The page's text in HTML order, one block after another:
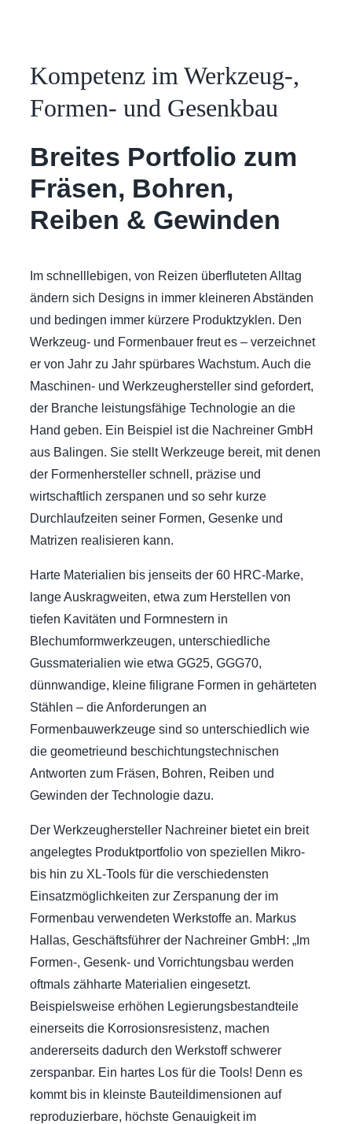
Kompetenz im Werkzeug-,
Formen- und Gesenkbau
Breites Portfolio zum
Fräsen, Bohren,
Reiben & Gewinden
Im schnelllebigen, von Reizen überfluteten Alltag
ändern sich Designs in immer kleineren Abständen
und bedingen immer kürzere Produktzyklen. Den
Werkzeug- und Formenbauer freut es – verzeichnet
er von Jahr zu Jahr spürbares Wachstum. Auch die
Maschinen- und Werkzeughersteller sind gefordert,
der Branche leistungsfähige Technologie an die
Hand geben. Ein Beispiel ist die Nachreiner GmbH
aus Balingen. Sie stellt Werkzeuge bereit, mit denen
der Formenhersteller schnell, präzise und
wirtschaftlich zerspanen und so sehr kurze
Durchlaufzeiten seiner Formen, Gesenke und
Matrizen realisieren kann.
Harte Materialien bis jenseits der 60 HRC-Marke,
lange Auskragweiten, etwa zum Herstellen von
tiefen Kavitäten und Formnestern in
Blechumformwerkzeugen, unterschiedliche
Gussmaterialien wie etwa GG25, GGG70,
dünnwandige, kleine filigrane Formen in gehärteten
Stählen – die Anforderungen an
Formenbauwerkzeuge sind so unterschiedlich wie
die geometrieund beschichtungstechnischen
Antworten zum Fräsen, Bohren, Reiben und
Gewinden der Technologie dazu.
Der Werkzeughersteller Nachreiner bietet ein breit
angelegtes Produktportfolio von speziellen Mikro-
bis hin zu XL-Tools für die verschiedensten
Einsatzmöglichkeiten zur Zerspanung der im
Formenbau verwendeten Werkstoffe an. Markus
Hallas, Geschäftsführer der Nachreiner GmbH: „Im
Formen-, Gesenk- und Vorrichtungsbau werden
oftmals zähharte Materialien eingesetzt.
Beispielsweise erhöhen Legierungsbestandteile
einerseits die Korrosionsresistenz, machen
andererseits dadurch den Werkstoff schwerer
zerspanbar. Ein hartes Los für die Tools! Denn es
kommt bis in kleinste Bauteildimensionen auf
reproduzierbare, höchste Genauigkeit im